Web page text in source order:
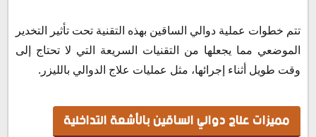
تتم خطوات عملية دوالي الساقين بهذه التقنية تحت تأثير التخدير
الموضعي مما يجعلها من التقنيات السريعة التي لا تحتاج إلى
وقت طويل أثناء إجرائها، مثل عمليات علاج الدوالي بالليزر.
مميزات علاج دوالي الساقين بالأشعة التداخلية